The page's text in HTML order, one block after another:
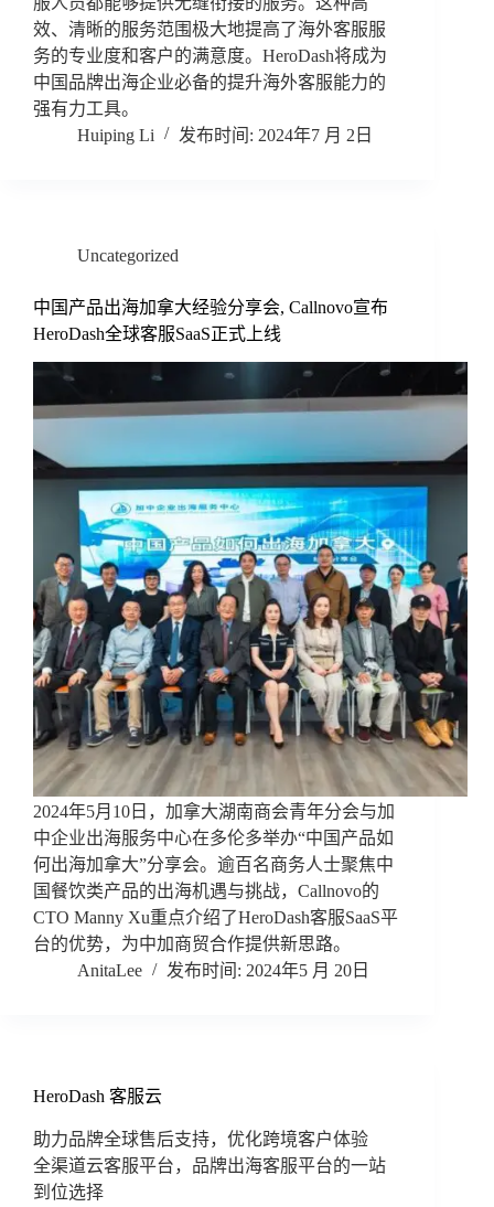
效、清晰的服务范围极大地提高了海外客服服
务的专业度和客户的满意度。HeroDash将成为
中国品牌出海企业必备的提升海外客服能力的
强有力工具。
Huiping Li
2024年7 月 2日
Uncategorized
中国产品出海加拿大经验分享会, Callnovo宣布
HeroDash全球客服SaaS正式上线
2024年5月10日，加拿大湖南商会青年分会与加
中企业出海服务中心在多伦多举办“中国产品如
何出海加拿大”分享会。逾百名商务人士聚焦中
国餐饮类产品的出海机遇与挑战，Callnovo的
CTO Manny Xu重点介绍了HeroDash客服SaaS平
台的优势，为中加商贸合作提供新思路。
AnitaLee
2024年5 月 20日
HeroDash 客服云
助力品牌全球售后支持，优化跨境客户体验
全渠道云客服平台，品牌出海客服平台的一站
到位选择